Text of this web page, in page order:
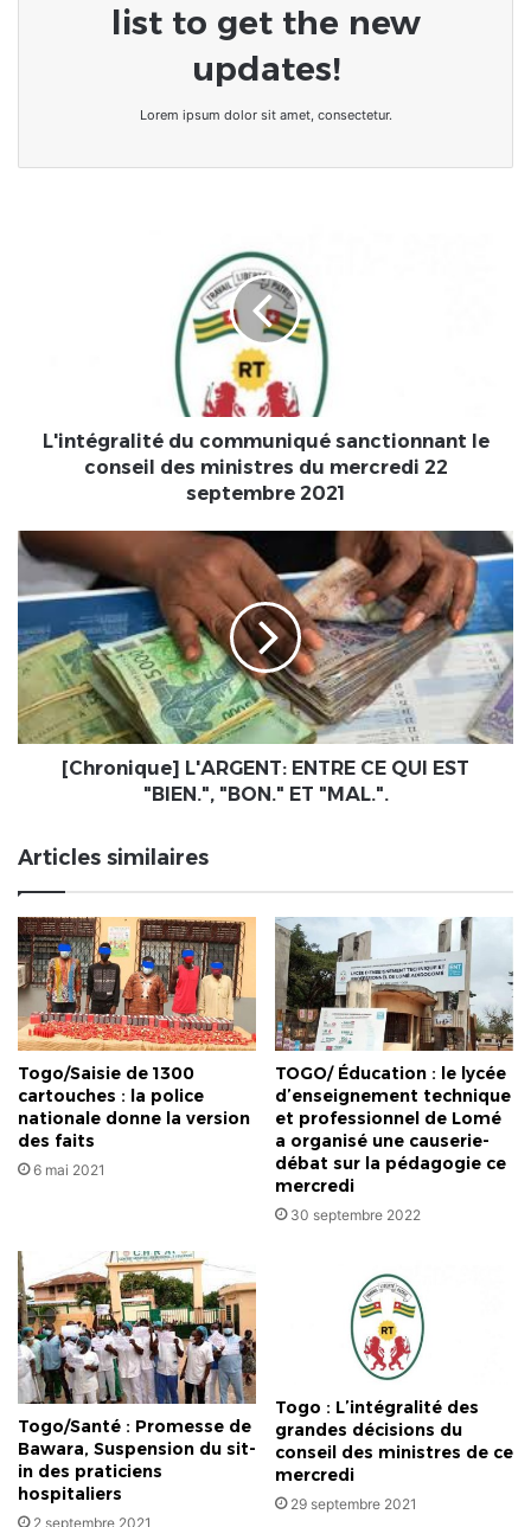
list to get the new
updates!
Lorem ipsum dolor sit amet, consectetur.
mercredi
L'intégralité du communiqué sanctionnant le
conseil des ministres du mercredi 22
septembre 2021
[Chronique]
L'ARGENT:
ENTRE
QUI
EST
"BIEN.",
"BON."
ET
[Chronique] L'ARGENT: ENTRE CE QUI EST
"BIEN.", "BON." ET "MAL.".
Articles similaires
Togo/Saisie de 1300
cartouches : la police
nationale donne la version
des faits
6 mai 2021
TOGO/ Éducation : le lycée
d’enseignement technique
et professionnel de Lomé
a organisé une causerie-
débat sur la pédagogie ce
mercredi
30 septembre 2022
Togo/Santé : Promesse de
Bawara, Suspension du sit-
in des praticiens
hospitaliers
2 septembre 2021
Togo : L’intégralité des
grandes décisions du
conseil des ministres de ce
mercredi
29 septembre 2021